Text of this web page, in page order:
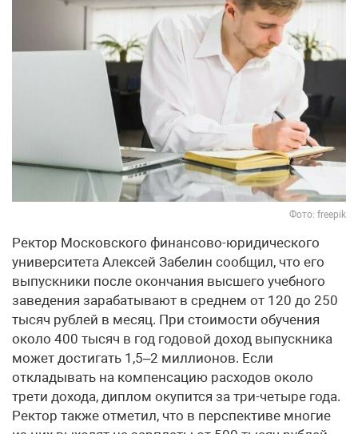
Фото: freepik
Ректор Московского финансово-юридического
университета Алексей Забелин сообщил, что его
выпускники после окончания высшего учебного
заведения зарабатывают в среднем от 120 до 250
тысяч рублей в месяц. При стоимости обучения
около 400 тысяч в год годовой доход выпускника
может достигать 1,5–2 миллионов. Если
откладывать на компенсацию расходов около
трети дохода, диплом окупится за три-четыре года.
Ректор также отметил, что в перспективе многие